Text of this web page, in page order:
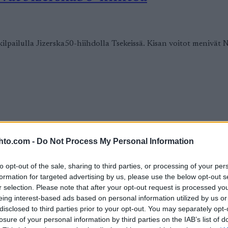
- Do Not Process My Personal Information
opt-out of the sale, sharing to third parties, or processing of your
for targeted advertising by us, please use the below opt-out
selection. Please note that after your opt-out request is processed
interest-based ads based on personal information utilized by us
to third parties prior to your opt-out. You may separately
of your personal information by third parties on the IAB’s list of
Jizerska50-hiihdolla Tsekeissä. Kisan voitot
sprintissä – Roivas
hiihdettiin tänään Tsekin Bedrichovissa.